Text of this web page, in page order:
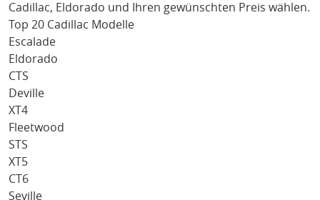
Cadillac, Eldorado und Ihren gewünschten Preis wählen.
Top 20 Cadillac Modelle
Escalade
Eldorado
CTS
Deville
XT4
Fleetwood
STS
XT5
CT6
Seville